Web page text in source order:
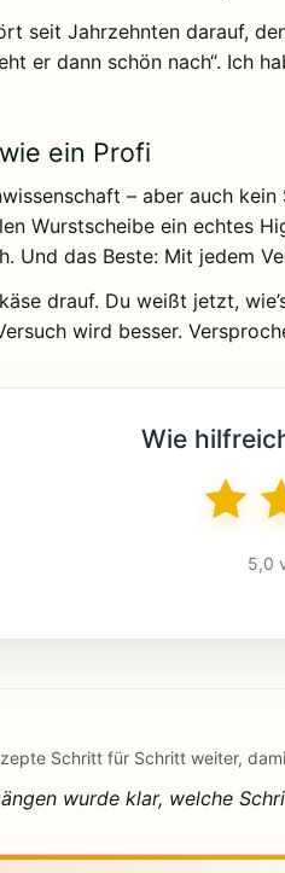
seit Jahrzehnten darauf,
er dann schön nach“. Ich
ein Profi
– aber auch
Wurstscheibe ein echtes
Und das Beste: Mit jedem
drauf. Du weißt jetzt,
wird besser.
Wie
5,0
Schritt für Schritt weiter,
wurde klar, welche